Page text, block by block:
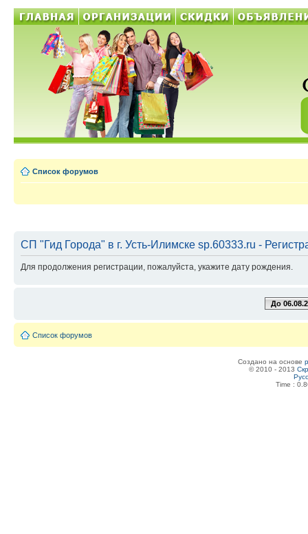
Список форумов
СП "Гид Города" в г. Усть-Илимске sp.60333.ru -
Для продолжения регистрации, пожалуйста, укажите дату рождения.
До
Список форумов
Создано на основе
© 2010 - 2013
Time :